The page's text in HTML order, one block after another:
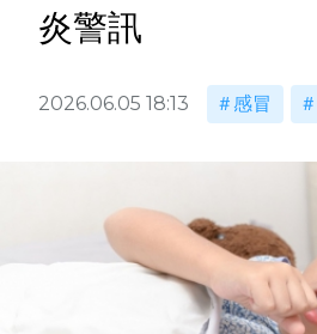
炎警訊
2026.06.05 18:13 感冒